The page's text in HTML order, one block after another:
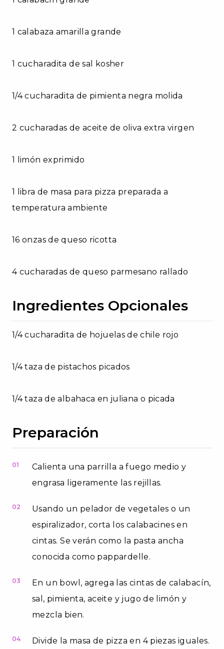
1 calabaza amarilla grande
1 cucharadita de sal kosher
1/4 cucharadita de pimienta negra molida
2 cucharadas de aceite de oliva extra virgen
1 limón exprimido
1 libra de masa para pizza preparada a
temperatura ambiente
16 onzas de queso ricotta
4 cucharadas de queso parmesano rallado
Ingredientes Opcionales
1/4 cucharadita de hojuelas de chile rojo
1/4 taza de pistachos picados
1/4 taza de albahaca en juliana o picada
Preparación
01
Calienta una parrilla a fuego medio y
engrasa ligeramente las rejillas.
02
Usando un pelador de vegetales o un
espiralizador, corta los calabacines en
cintas. Se verán como la pasta ancha
conocida como pappardelle.
03
En un bowl, agrega las cintas de calabacín,
sal, pimienta, aceite y jugo de limón y
mezcla bien.
04 Divide la masa de pizza en 4 piezas iguales.